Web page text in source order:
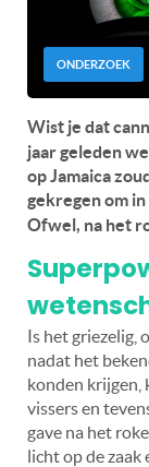
ONDERZOEK
Wist je dat
jaar geleden
op Jamaica
gekregen om
Ofwel, na het
Is het griezelig,
nadat het
konden krijgen,
vissers en
gave na het
licht op de zaak